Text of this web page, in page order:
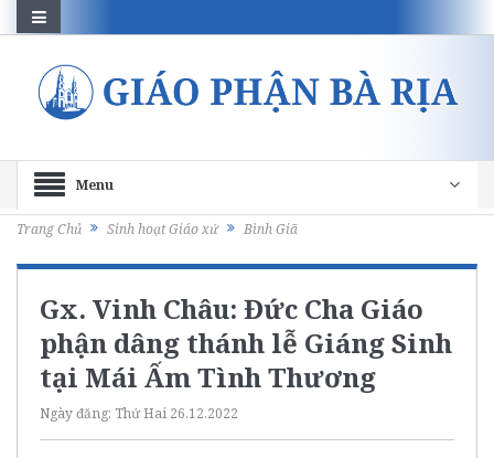
Menu
Trang Chủ Sinh hoạt Giáo xứ Bình Giã
Gx. Vinh Châu: Đức Cha Giáo
phận dâng thánh lễ Giáng Sinh
tại Mái Ấm Tình Thương
Ngày đăng: Thứ Hai 26.12.2022